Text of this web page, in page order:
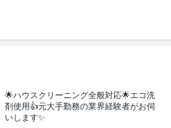
🌟ハウスクリーニング全般対応🌟エコ洗
剤使用👍元大手勤務の業界経験者がお伺
いします✨